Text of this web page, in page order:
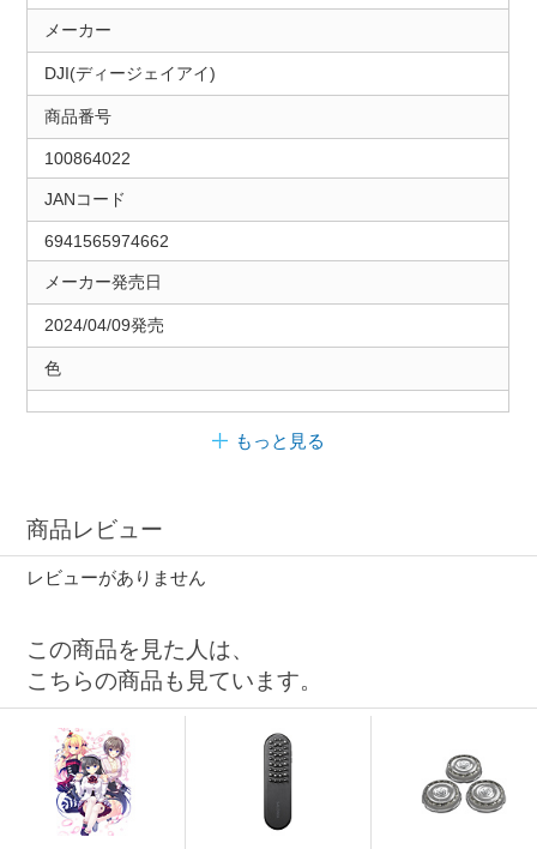
メーカー
DJI(ディージェイアイ)
商品番号
100864022
JANコード
6941565974662
メーカー発売日
2024/04/09発売
色
もっと見る
商品レビュー
レビューがありません
この商品を見た人は、
こちらの商品も見ています。